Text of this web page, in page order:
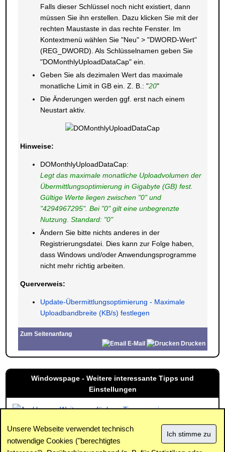
Falls dieser Schlüssel noch nicht existiert, dann
müssen Sie ihn erstellen. Dazu klicken Sie mit der
rechten Maustaste in das rechte Fenster. Im
Kontextmenü wählen Sie "Neu" > "DWORD-Wert"
(REG_DWORD). Als Schlüsselnamen geben Sie
"DOMonthlyUploadDataCap" ein.
Geben Sie als dezimalen Wert das maximale
monatliche Limit in GB ein. Z. B.: "20"
Die Änderungen werden ggf. erst nach einem
Neustart aktiv.
Hinweise:
DOMonthlyUploadDataCap:
Legt das maximale monatliche Uploadvolumen der
Übermittlungsoptimierung in Gigabyte (GB) fest.
Gültige Werte liegen zwischen "0" und
"4294967295". Bei "0" gilt eine unbegrenzte
Nutzung. Standard: "0"
Ändern Sie bitte nichts anderes in der
Registrierungsdatei. Dies kann zur Folge haben,
dass Windows und/oder Anwendungsprogramme
nicht mehr richtig arbeiten.
Querverweis:
Update-Übermittlungsoptimierung - Maximale
Uploadbandbreite (KB/s) festlegen
Zum Seitenanfang
E-Mail
Drucken
Windowspage - Weitere interessante Tipps und
Einstellungen
Weitere verfügbare Tipps anzeigen
Unsere Webseite verwendet technisch
notwendige Cookies ("berechtigtes